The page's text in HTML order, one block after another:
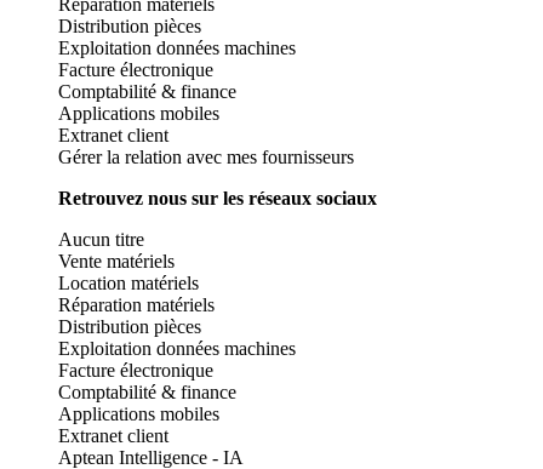
Réparation matériels
Distribution pièces
Exploitation données machines
Facture électronique
Comptabilité & finance
Applications mobiles
Extranet client
Gérer la relation avec mes fournisseurs
Retrouvez nous sur les réseaux sociaux
Aucun titre
Vente matériels
Location matériels
Réparation matériels
Distribution pièces
Exploitation données machines
Facture électronique
Comptabilité & finance
Applications mobiles
Extranet client
Aptean Intelligence - IA